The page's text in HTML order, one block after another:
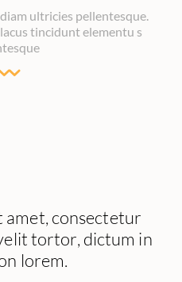
ultricies pellentesque.
tincidunt elementu s
amet, consectetur
tortor, dictum in
lorem.